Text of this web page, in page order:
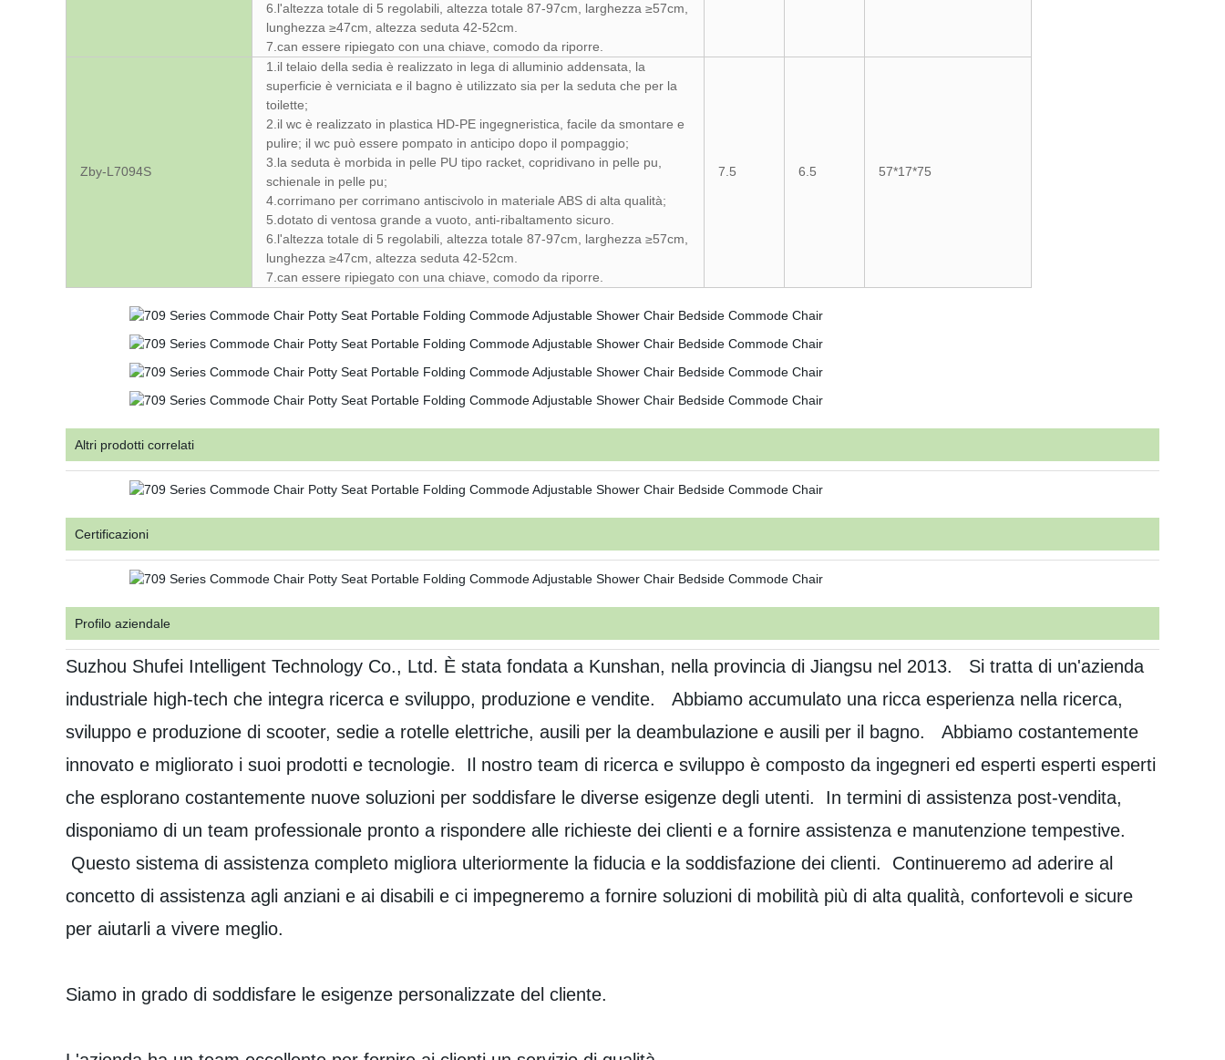
6.l'altezza totale di 5 regolabili, altezza totale 87-97cm, larghezza ≥57cm,
lunghezza ≥47cm, altezza seduta 42-52cm.
7.can essere ripiegato con una chiave, comodo da riporre.
Zby-L7094S
1.il telaio della sedia è realizzato in lega di alluminio addensata, la
superficie è verniciata e il bagno è utilizzato sia per la seduta che per la
toilette;
2.il wc è realizzato in plastica HD-PE ingegneristica, facile da smontare e
pulire; il wc può essere pompato in anticipo dopo il pompaggio;
3.la seduta è morbida in pelle PU tipo racket, copridivano in pelle pu,
schienale in pelle pu;
4.corrimano per corrimano antiscivolo in materiale ABS di alta qualità;
5.dotato di ventosa grande a vuoto, anti-ribaltamento sicuro.
6.l'altezza totale di 5 regolabili, altezza totale 87-97cm, larghezza ≥57cm,
lunghezza ≥47cm, altezza seduta 42-52cm.
7.can essere ripiegato con una chiave, comodo da riporre.
7.5 6.5 57*17*75
Altri prodotti correlati
Certificazioni
Profilo aziendale
Suzhou Shufei Intelligent Technology Co., Ltd. È stata fondata a Kunshan, nella provincia di Jiangsu nel 2013. Si tratta di un'azienda
industriale high-tech che integra ricerca e sviluppo, produzione e vendite. Abbiamo accumulato una ricca esperienza nella ricerca,
sviluppo e produzione di scooter, sedie a rotelle elettriche, ausili per la deambulazione e ausili per il bagno. Abbiamo costantemente
innovato e migliorato i suoi prodotti e tecnologie. Il nostro team di ricerca e sviluppo è composto da ingegneri ed esperti esperti esperti
che esplorano costantemente nuove soluzioni per soddisfare le diverse esigenze degli utenti. In termini di assistenza post-vendita,
disponiamo di un team professionale pronto a rispondere alle richieste dei clienti e a fornire assistenza e manutenzione tempestive.
Questo sistema di assistenza completo migliora ulteriormente la fiducia e la soddisfazione dei clienti. Continueremo ad aderire al
concetto di assistenza agli anziani e ai disabili e ci impegneremo a fornire soluzioni di mobilità più di alta qualità, confortevoli e sicure
per aiutarli a vivere meglio.
Siamo in grado di soddisfare le esigenze personalizzate del cliente.